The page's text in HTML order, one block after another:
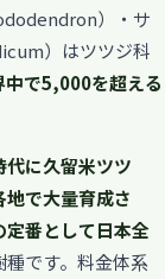
）・サ
）はツツジ科
中で5,000を超える
に久留米ツツ
で大量育成さ
番として日本全
です。料金体系